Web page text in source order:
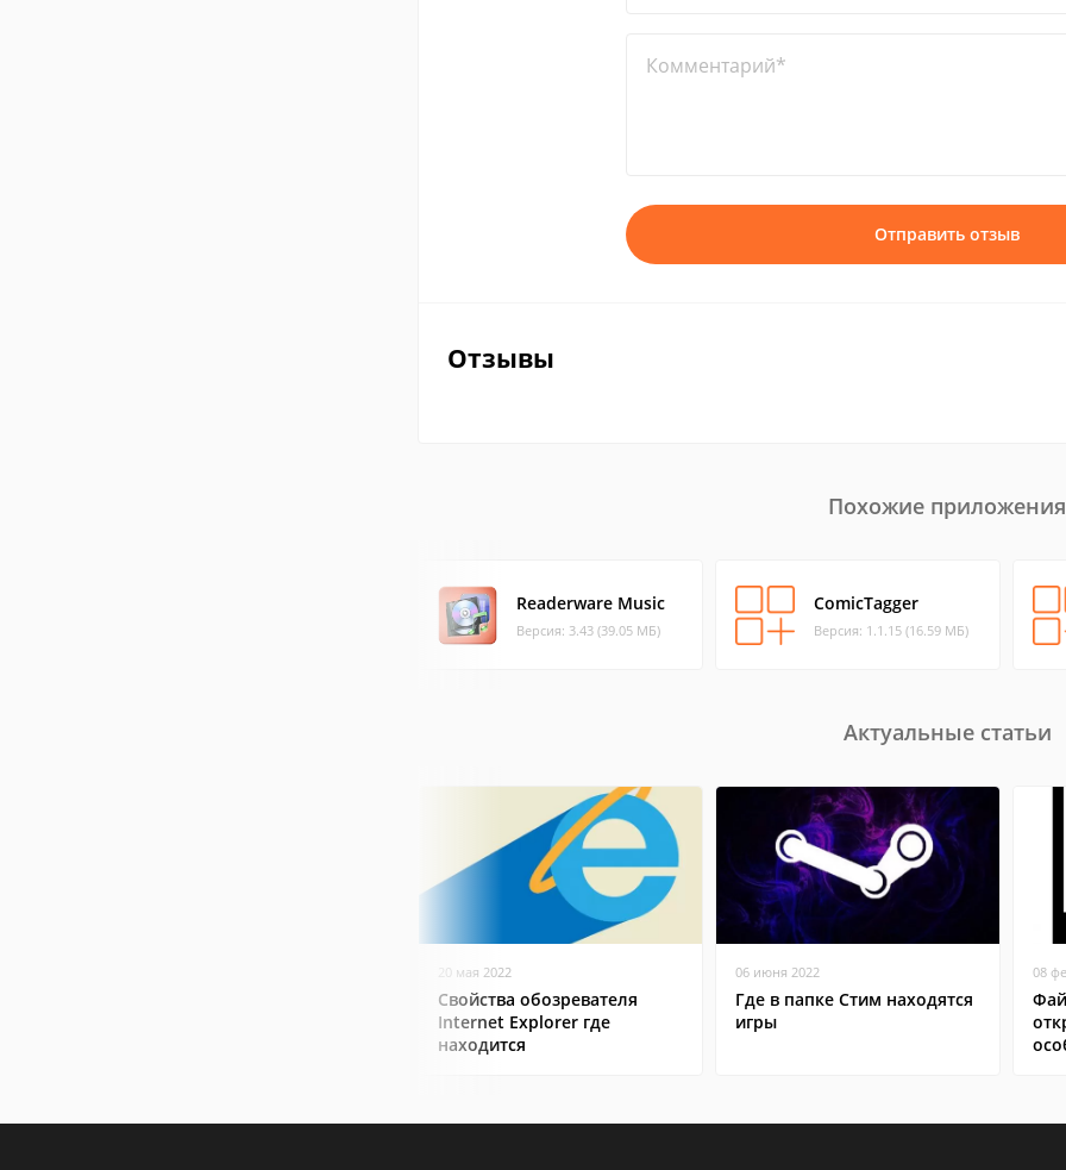
Комментарий*
Отправить отзыв
Отзывы
Похожие приложения
Readerware Music
Версия: 3.43 (39.05 МБ)
ComicTagger
Версия: 1.1.15 (16.59 МБ)
Актуальные статьи
20 мая 2022
Свойства обозревателя
Internet Explorer где
находится
06 июня 2022
Где в папке Стим находятся
игры
08